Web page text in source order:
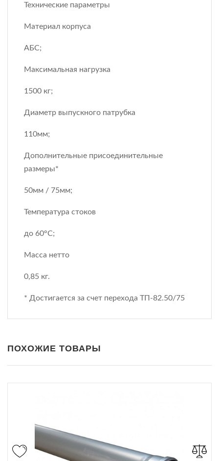
Технические параметры
Материал корпуса
АБС;
Максимальная нагрузка
1500 кг;
Диаметр выпускного патрубка
110мм;
Дополнительные присоединительные
размеры*
50мм / 75мм;
Температура стоков
до 60°С;
Масса нетто
0,85 кг.
* Достигается за счет перехода ТП-82.50/75
ПОХОЖИЕ ТОВАРЫ